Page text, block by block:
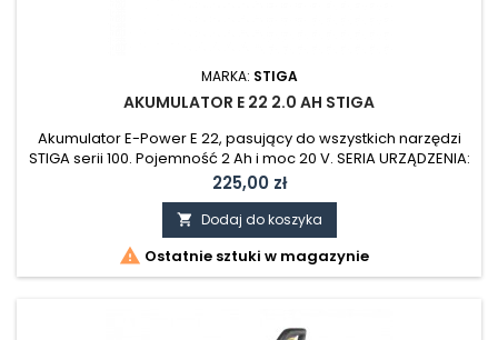
MARKA: STIGA
AKUMULATOR E 22 2.0 AH STIGA
Akumulator E-Power E 22, pasujący do wszystkich narzędzi
STIGA serii 100. Pojemność 2 Ah i moc 20 V. SERIA URZĄDZENIA:
ESSENTIAL SERIA 100 POJEMNOŚĆ AKUMULATORA: 2 AH
Cena
225,00 zł
 Dodaj do koszyka
 Ostatnie sztuki w magazynie